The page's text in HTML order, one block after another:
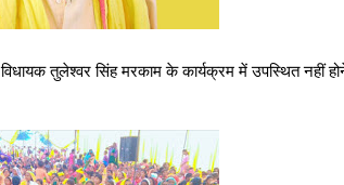
विधायक तुलेश्वर सिंह मरकाम के कार्यक्रम में उपस्थित